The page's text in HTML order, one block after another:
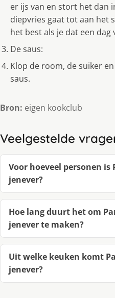
er ijs van en stort het dan
diepvries gaat tot aan het
het best als je dat een dag
De saus:
Klop de room, de suiker
saus.
Bron: eigen kookclub
Veelgestelde
Voor hoeveel personen
jenever?
Hoe lang duurt het om
jenever te maken?
Uit welke keuken komt
jenever?